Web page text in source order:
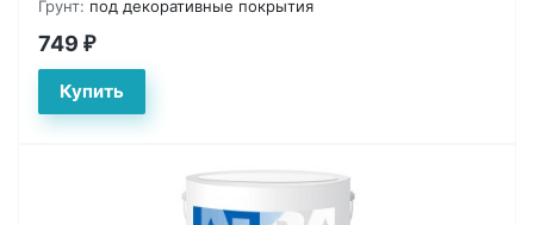
Грунт: под декоративные покрытия
749 ₽